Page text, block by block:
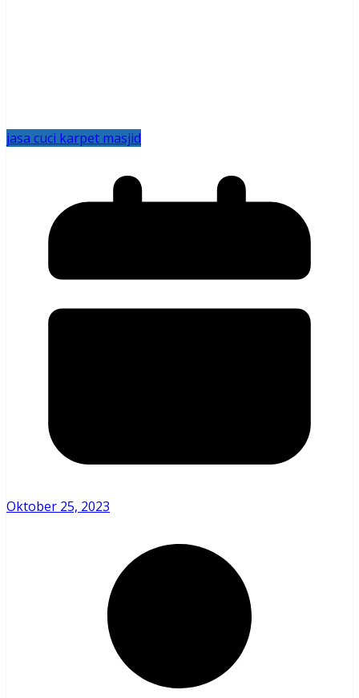
jasa cuci karpet masjid
Oktober 25, 2023